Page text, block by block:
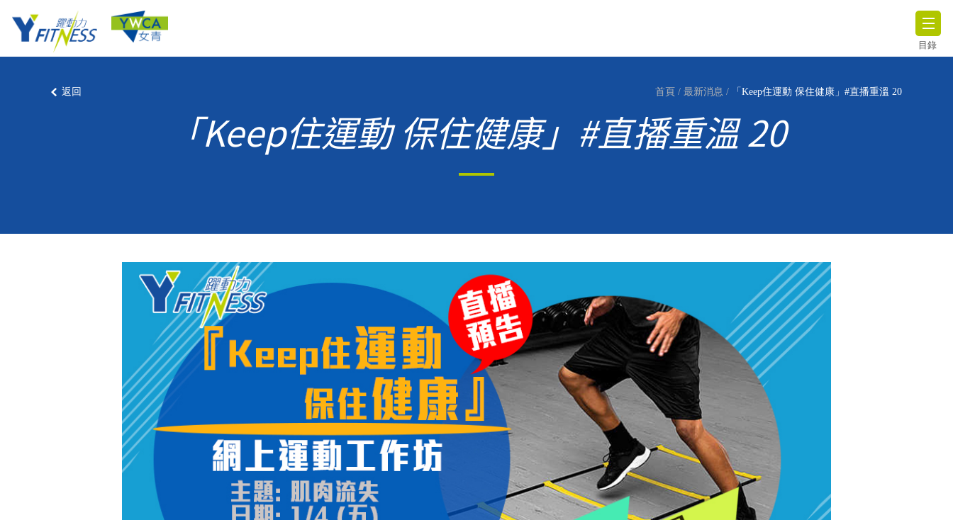
目錄
首頁 / 最新消息 / 「Keep住運動 保住健康」#直播重溫 20
返回
「Keep住運動 保住健康」#直播重溫 20